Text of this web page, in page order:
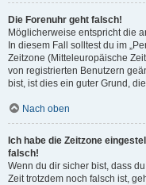
Die Forenuhr geht falsch!
Möglicherweise entspricht die
In diesem Fall solltest du im
Zeitzone (Mitteleuropäische
von registrierten Benutzern
bist, ist dies ein guter Grund,
Nach oben
Ich habe die Zeitzone
falsch!
Wenn du dir sicher bist, dass
Zeit trotzdem noch falsch ist,